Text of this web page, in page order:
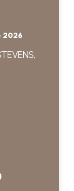
2026